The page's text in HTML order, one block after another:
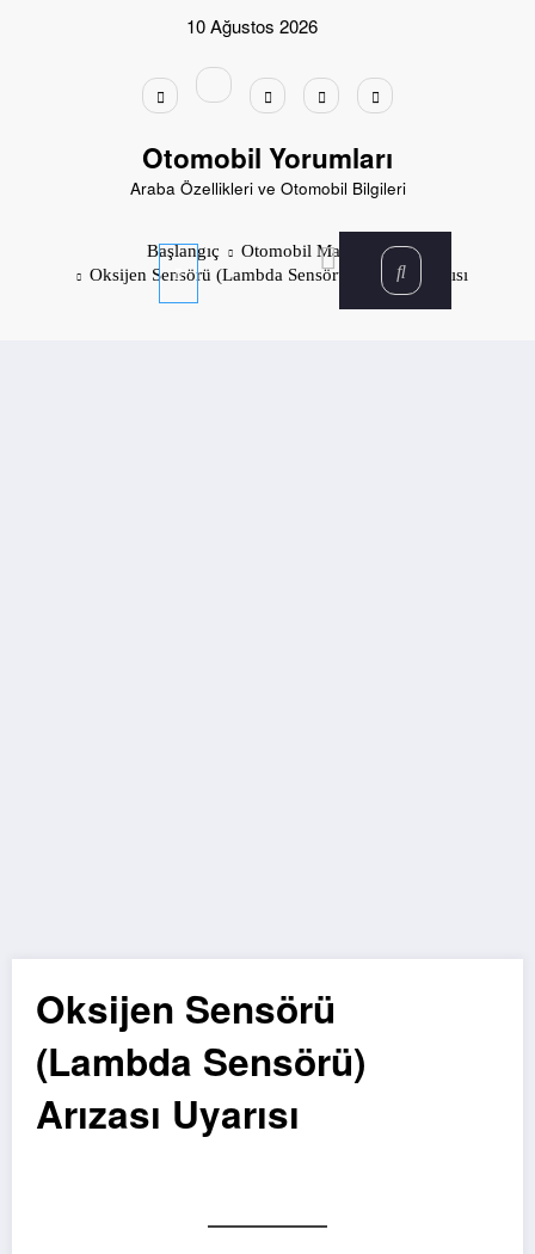
10 Ağustos 2026
Otomobil Yorumları
Araba Özellikleri ve Otomobil Bilgileri
Başlangıç
Otomobil Markaları
Oksijen Sensörü (Lambda Sensörü) Arızası Uyarısı
Oksijen Sensörü
(Lambda Sensörü)
Arızası Uyarısı